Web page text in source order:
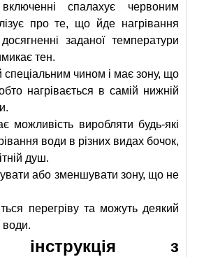
спалахує червоним
про те, що йде нагрівання
заданої температури
тен.
чином і має зону, що
нагрівається в самій нижній
можливість виробляти будь-які
води в різних видах бочок,
душ.
або зменшувати зону, що не
перегріву та можуть деякий
води.
інструкція з